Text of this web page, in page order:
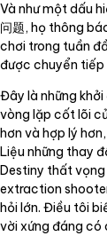
Và như một dấu
问题, họ thông
chơi trong tuần
được chuyển tiếp
Đây là những
vòng lặp cốt lõi
hơn và hợp lý
Liệu những thay
Destiny thất
extraction
hỏi lớn. Điều tôi
vời xứng đáng có